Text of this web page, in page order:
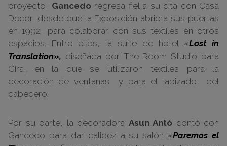
proyecto, Gancedoregresa fiel a su cita con Casa
Decor, desde que la Exposición abriera sus puertas
en 1992, para colaborar con sus textiles en otros
espacios. Entre ellos, la suite de hotel «Lost in
Translation», diseñada por The Room Studio para
Gira, en la que se utilizaron textiles para la
decoración de ventanas y para el tapizado del
cabecero.
Por su parte, la decoradora Asun Antó contó con
Gancedo para dar calidez a su salón «Paremos el